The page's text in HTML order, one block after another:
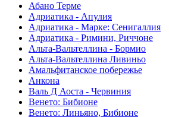
Абано Терме
Адриатика - Апулия
Адриатика - Марке: Сенигаллия
Адриатика - Римини, Риччоне
Альта-Вальтеллина - Бормио
Альта-Вальтеллина Ливиньо
Амальфитанское побережье
Анкона
Валь Д Аоста - Червиния
Венето: Бибионе
Венето: Линьяно, Бибионе